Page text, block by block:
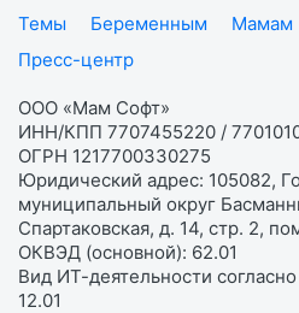
Темы
Беременным Мамам
Пресс-центр
ООО «Мам Софт»
ИНН/КПП 7707455220 /
ОГРН 1217700330275
Юридический адрес: 105082,
муниципальный округ
Спартаковская, д. 14, стр. 2,
ОКВЭД (основной): 62.01
Вид ИТ-деятельности
12.01